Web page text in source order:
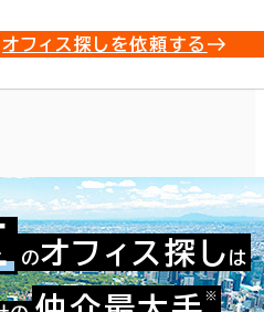
オフィス探しを依頼する
のオフィス探し は
※